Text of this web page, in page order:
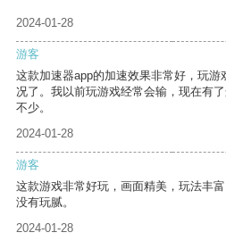
2024-01-28
游客
这款加速器app的加速效果非常好，玩
况了。我以前玩游戏经常会输，现在有
不少。
2024-01-28
游客
这款游戏非常好玩，画面精美，玩法丰
没有玩腻。
2024-01-28